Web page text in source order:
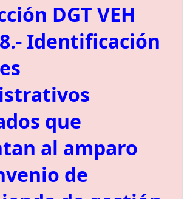
DGT VEH
Identificación
que
al amparo
de